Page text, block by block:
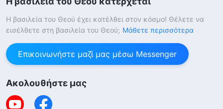
Η βασιλεία του Θεού έχει κατέλθει στον κόσμο! Θέλετε να
εισέλθετε στη βασιλεία του Θεού; Μάθετε περισσότερα
Επικοινωνήστε μαζί μας μέσω Messenger
Ακολουθήστε μας